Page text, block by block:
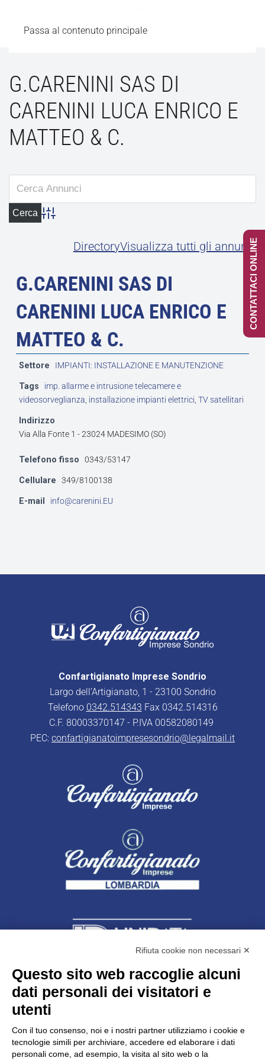
Passa al contenuto principale
G.CARENINI SAS DI
CARENINI LUCA ENRICO E
MATTEO & C.
Advanced Search
DirectoryVisualizza tutti gli annunci
G.CARENINI SAS DI
CARENINI LUCA ENRICO E
MATTEO & C.
Settore IMPIANTI: INSTALLAZIONE E MANUTENZIONE
Tags
imp. allarme e intrusione telecamere e
videosorveglianza, installazione impianti elettrici, TV satellitari
Indirizzo
Via Alla Fonte 1 - 23024 MADESIMO (SO)
Telefono fisso 0343/53147
Cellulare 349/8100138
E-mail info@carenini.EU
Confartigianato Imprese Sondrio
Largo dell’Artigianato, 1 - 23100 Sondrio
Telefono 0342.514343 Fax 0342.514316
C.F. 80003370147 - P.IVA 00582080149
PEC: confartigianatoimpresesondrio@legalmail.it
Unidata s.r.lcon unico socio
Largo dell’Artigianato, 1 - 23100 Sondrio
C.F. 00481790145 - N.REA SO-36426
PEC: unidata.sondrio@legalmail.it
CONTATTACI ONLINE
Rifiuta cookie non necessari ✕
Questo sito web raccoglie alcuni
dati personali dei visitatori e
utenti
Con il tuo consenso, noi e i nostri partner utilizziamo i cookie e
tecnologie simili per archiviare, accedere ed elaborare i dati
personali come, ad esempio, la visita al sito web o la